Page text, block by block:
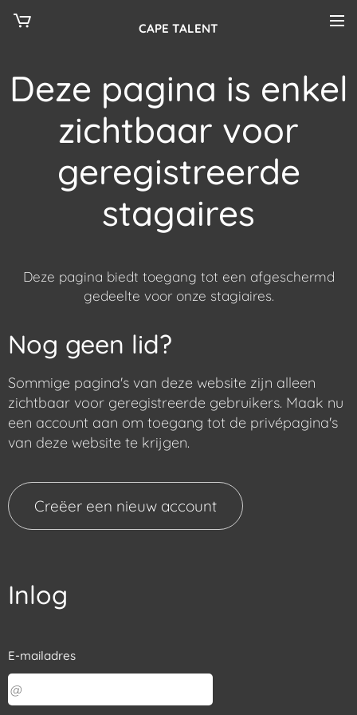
CAPE TALENT
Deze pagina is enkel
zichtbaar voor
geregistreerde
stagaires
Deze pagina biedt toegang tot een afgeschermd
gedeelte voor onze stagiaires.
Nog geen lid?
Sommige pagina's van deze website zijn alleen
zichtbaar voor geregistreerde gebruikers. Maak nu
een account aan om toegang tot de privépagina's
van deze website te krijgen.
Creëer een nieuw account
Inlog
E-mailadres